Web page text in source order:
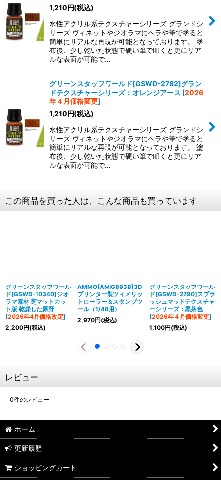
1,210円(税込)
水性アクリル系テクスチャーシリーズ グランドシ
リーズ ヴィネットやジオラマにヘラや筆で塗ると
簡単にリアルな再現が可能となっております。 塗
布後、少し乾いた状態で硬い筆で叩くと更にリア
ルな表面が可能で…
グリーンスタッフワールド[GSWD-2782]グラン
ドテクスチャーシリーズ：オレンジアース [2026
年４月価格変更]
1,210円(税込)
水性アクリル系テクスチャーシリーズ グランドシ
リーズ ヴィネットやジオラマにヘラや筆で塗ると
簡単にリアルな再現が可能となっております。 塗
布後、少し乾いた状態で硬い筆で叩くと更にリア
ルな表面が可能で…
この商品を買った人は、こんな商品も買っています
グリーンスタッフワール
ド[GSWD-10340]ジオ
ラマ素材 芝マットカッ
ト版 乾燥した原野
[2026年4月価格改定]
2,200円(税込)
AMMO[AMIG8938]3D
プリンター製ツィメリッ
トローラー＆スタンプツ
ール（1/48用）
2,970円(税込)
グリーンスタッフワール
ド[GSWD-2790]スプラ
ッシュマッドテクスチャ
ーシリーズ：黒茶色
[2026年４月価格変更]
1,100円(税込)
レビュー
0件のレビュー
ホーム
更新履歴
ショッピングカート